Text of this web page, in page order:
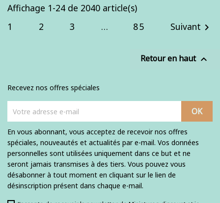
Affichage 1-24 de 2040 article(s)
1
2 3 … 85 Suivant 
Retour en haut 
Recevez nos offres spéciales
En vous abonnant, vous acceptez de recevoir nos offres
spéciales, nouveautés et actualités par e-mail. Vos données
personnelles sont utilisées uniquement dans ce but et ne
seront jamais transmises à des tiers. Vous pouvez vous
désabonner à tout moment en cliquant sur le lien de
désinscription présent dans chaque e-mail.